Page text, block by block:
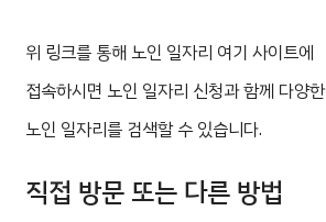
위 링크를 통해 노인 일자리 여기 사이트에
접속하시면 노인 일자리 신청과 함께 다양한
노인 일자리를 검색할 수 있습니다.
직접 방문 또는 다른 방법